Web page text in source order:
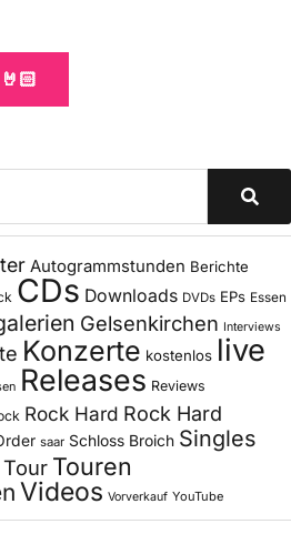
Autogrammstunden Berichte
CDs Downloads DVDs EPs Essen
Gelsenkirchen Interviews
Konzerte kostenlos live
Releases Reviews
Rock Hard Rock Hard
saar Schloss Broich Singles
Tour Touren
Videos Vorverkauf YouTube